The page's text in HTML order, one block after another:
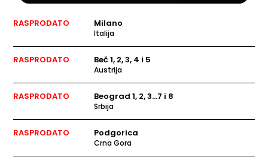
RASPRODATO Milano
Italija
RASPRODATO Beč 1, 2, 3, 4 i 5
Austrija
RASPRODATO Beograd 1, 2, 3...7 i 8
Srbija
RASPRODATO Podgorica
Crna Gora